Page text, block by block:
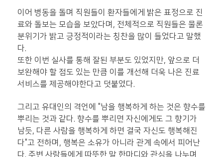
이어 병동을 돌며 직원들이 환자들에게 밝은 표정으로 진
료와 돌보는 모습을 보았다며, 전체적으로 직원들은 물론
분위기가 밝고 긍정적이라는 칭찬을 많이 들었다고 말했
다.
또한 이번 실사를 통해 잘된 부분도 있었지만, 앞으로 더
보완해야 할 점도 있는 만큼 이를 개선해 더욱 나은 진료
서비스를 제공해야한다고 덧붙였다.
그리고 유대인의 격언에 "남을 행복하게 하는 것은 향수를
뿌리는 것과 같다. 향수를 뿌리면 자신에게도 그 향기가
남듯, 다른 사람을 행복하게 하면 결국 자신도 행복해진
다"고 전하며, 행복은 소유가 아니라 관계 속에서 피어난
다. 주변 사람들에게 따뜻한 말 한마디와 관심을 나누며